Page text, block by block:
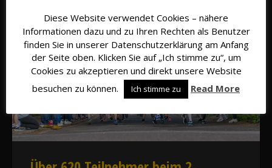
Diese Website verwendet Cookies – nähere
Informationen dazu und zu Ihren Rechten als Benutzer
finden Sie in unserer Datenschutzerklärung am Anfang
der Seite oben. Klicken Sie auf „Ich stimme zu“, um
Cookies zu akzeptieren und direkt unsere Website
besuchen zu können.
Ich stimme zu Read More